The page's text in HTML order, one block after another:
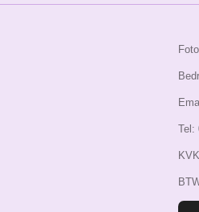
Tel: